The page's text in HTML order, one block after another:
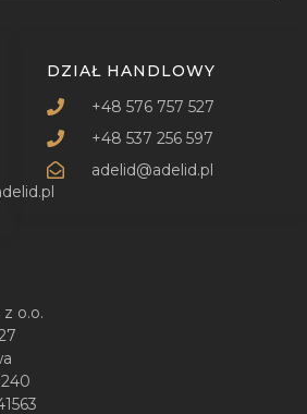
o.o.
DZIAŁ HANDLOWY
+48 576 757 527
+48 537 256 597
adelid@adelid.pl